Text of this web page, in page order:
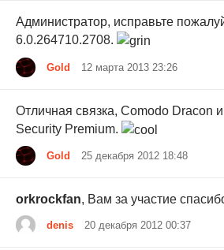
Администратор, исправьте
6.0.264710.2708.
Gold 12 марта 2013 23:26
Отличная связка, Comodo Dracon
Security Premium.
Gold 25 декабря 2012 18:48
orkrockfan, Вам за участие
denis 20 декабря 2012 00:37